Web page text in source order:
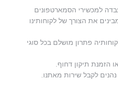
בתחום שירותי המעבדה למכשירי הסמארטפונים
את הצורך של לקוחותינו
פתרון מושלם בכל סוגי
הזמנת תיקון דחוף.
לקבל שירות מאתנו.